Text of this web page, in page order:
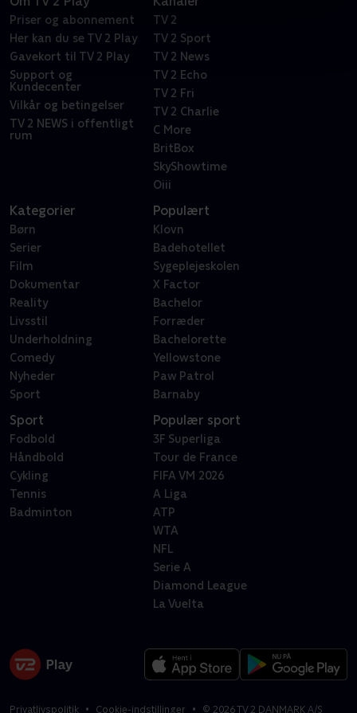
Priser og abonnement
Her kan du se TV 2 Play
Gavekort til TV 2 Play
Support og
Kundecenter
Vilkår og betingelser
TV 2 NEWS i offentligt
rum
TV 2
TV 2 Sport
TV 2 News
TV 2 Echo
TV 2 Fri
TV 2 Charlie
C More
BritBox
SkyShowtime
Oiii
Kategorier
Børn
Serier
Film
Dokumentar
Reality
Livsstil
Underholdning
Comedy
Nyheder
Sport
Populært
Klovn
Badehotellet
Sygeplejeskolen
X Factor
Bachelor
Forræder
Bachelorette
Yellowstone
Paw Patrol
Barnaby
Sport
Fodbold
Håndbold
Cykling
Tennis
Badminton
Populær sport
3F Superliga
Tour de France
FIFA VM 2026
A Liga
ATP
WTA
NFL
Serie A
Diamond League
La Vuelta
Privatlivspolitik Cookie-indstillinger © 2026TV 2 DANMARK A/S